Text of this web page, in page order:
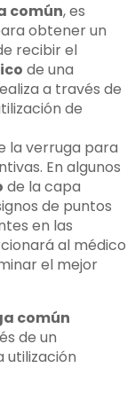
común, es
obtener un
recibir el
de una
a través de
de
la verruga para
En algunos
de la capa
de puntos
en las
al médico
el mejor
común
de un
utilización